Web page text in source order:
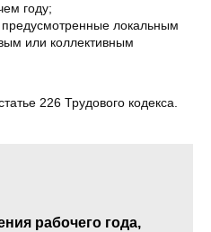
году;
локальным
или коллективным
226 Трудового кодекса.
рабочего года,